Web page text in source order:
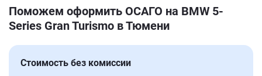
Поможем оформить ОСАГО на BMW 5-
Series Gran Turismo в Тюмени
Стоимость без комиссии